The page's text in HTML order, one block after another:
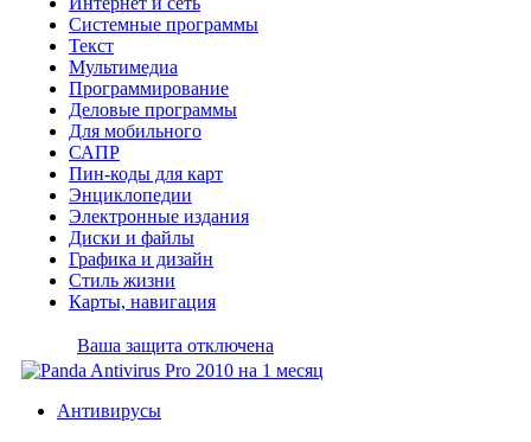
Системные программы
Текст
Мультимедиа
Программирование
Деловые программы
Для мобильного
САПР
Пин-коды для карт
Энциклопедии
Электронные издания
Диски и файлы
Графика и дизайн
Стиль жизни
Карты, навигация
Ваша защита отключена
Антивирусы